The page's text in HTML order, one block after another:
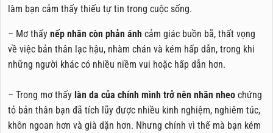
làm bạn cảm thấy thiếu tự tin trong cuộc sống.
– Mơ thấy nếp nhăn còn phản ánh cảm giác buồn bã, thất vọng
về việc bản thân lạc hậu, nhàm chán và kém hấp dẫn, trong khi
những người khác có nhiều niềm vui hoặc hấp dẫn hơn.
– Trong mơ thấy làn da của chính mình trở nên nhăn nheo chứng
tỏ bản thân bạn đã tích lũy được nhiều kinh nghiệm, nghiêm túc,
khôn ngoan hơn và già dặn hơn. Nhưng chính vì thế mà bạn kém